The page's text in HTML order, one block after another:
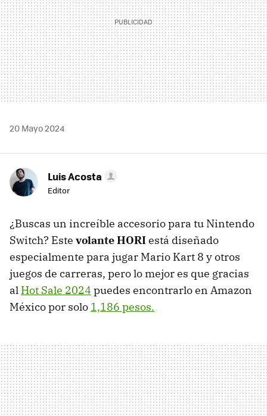
20 Mayo 2024
Luis Acosta
Editor
¿Buscas un increíble accesorio para tu Nintendo
Switch? Este volante HORIestá diseñado
especialmente para jugar Mario Kart 8 y otros
juegos de carreras, pero lo mejor es que gracias
al Hot Sale 2024 puedes encontrarlo en Amazon
México por solo 1,186 pesos.